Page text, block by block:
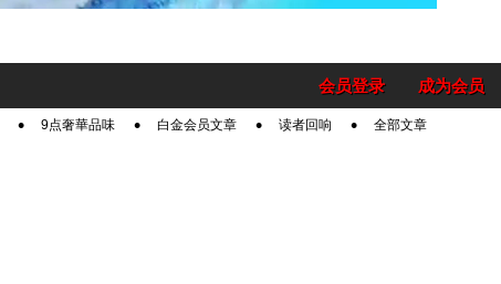
成为会员
会员登录
9点奢華品味 白金会员文章 读者回响 全部文章